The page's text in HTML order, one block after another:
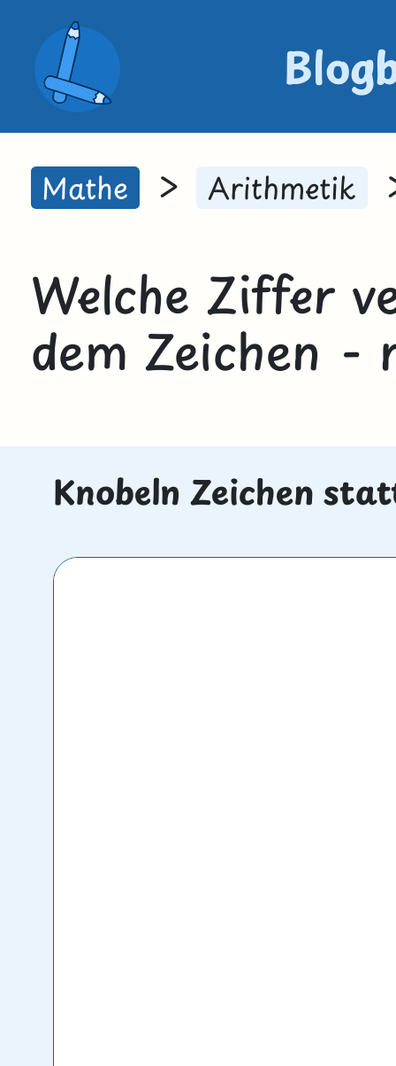
Mathe > Arithmetik
Welche Ziffer
dem Zeichen -
Knobeln Zeichen